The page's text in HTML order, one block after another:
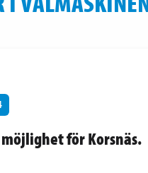
för Korsnäs.